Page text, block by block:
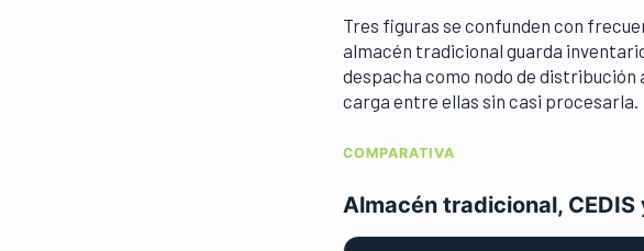
Tres figuras se confunden con
almacén tradicional guarda
despacha como nodo de
carga entre ellas sin casi procesarla.
COMPARATIVA
Almacén tradicional,